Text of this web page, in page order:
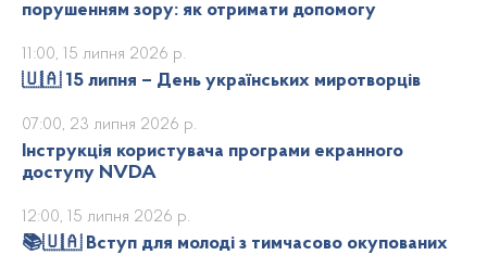
порушенням зору: як отримати допомогу
🇺🇦 15 липня – День українських миротворців
11:00, 15 липня 2026 р.
Інструкція користувача програми екранного
доступу NVDA
07:00, 23 липня 2026 р.
📚🇺🇦 Вступ для молоді з тимчасово окупованих
12:00, 15 липня 2026 р.